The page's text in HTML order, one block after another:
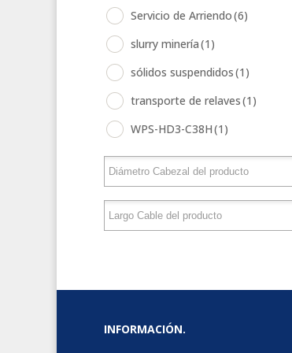
Servicio de Arriendo(6)
slurry minería(1)
sólidos suspendidos(1)
transporte de relaves(1)
WPS-HD3-C38H(1)
INFORMACIÓN.